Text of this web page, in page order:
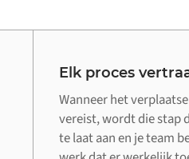
Elk proces
Wanneer het
vereist, wordt die stap
te laat aan en je team